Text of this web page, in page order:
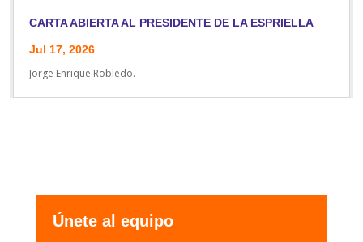
CARTA ABIERTA AL PRESIDENTE DE LA ESPRIELLA
Jul 17, 2026
Jorge Enrique Robledo.
Únete al equipo